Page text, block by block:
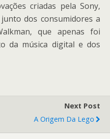
criadas pela Sony,
dos consumidores a
que apenas foi
da música digital e dos
Next Post
A Origem Da Lego